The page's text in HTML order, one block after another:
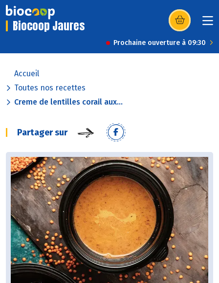
Biocoop Jaures (s’ouvre dans
Prochaine ouverture à 09:30
Accueil
Toutes nos recettes
Creme de lentilles corail aux...
Partager sur